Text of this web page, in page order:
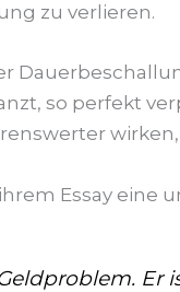
zu verlieren.
so perfekt
Essay eine
Er